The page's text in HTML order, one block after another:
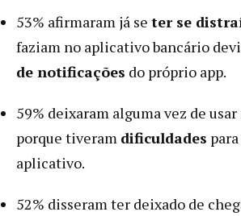
53% afirmaram já se ter se
faziam no aplicativo bancário
de notificações do próprio app.
59% deixaram alguma vez de
porque tiveram dificuldades
aplicativo.
52% disseram ter deixado de